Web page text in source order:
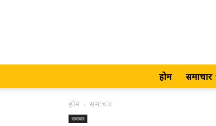
होम समाचार
होम समाचार
समाचार